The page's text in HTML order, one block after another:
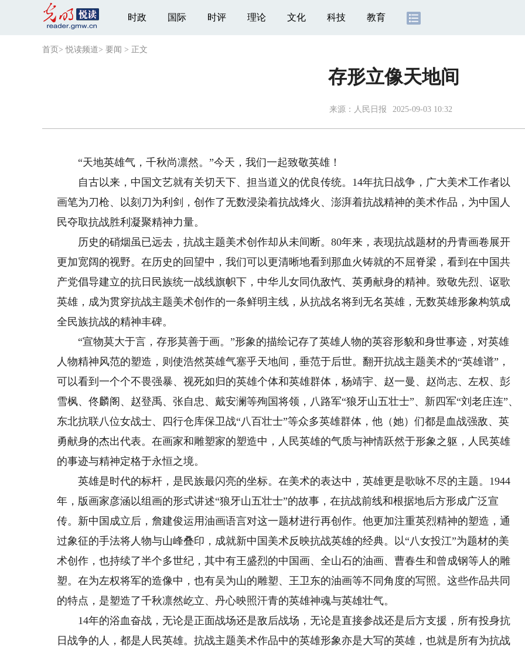
时政 国际 时评 理论 文化 科技 教育
首页 >悦读频道> 要闻 > 正文
存形立像天地间
来源： 人民日报 2025-09-03 10:32
“天地英雄气，千秋尚凛然。”今天，我们一起致敬英雄！
自古以来，中国文艺就有关切天下、担当道义的优良传统。14年抗日战争，广大美术工作者以
画笔为刀枪、以刻刀为利剑，创作了无数浸染着抗战烽火、澎湃着抗战精神的美术作品，为中国人
民夺取抗战胜利凝聚精神力量。
历史的硝烟虽已远去，抗战主题美术创作却从未间断。80年来，表现抗战题材的丹青画卷展开
更加宽阔的视野。在历史的回望中，我们可以更清晰地看到那血火铸就的不屈脊梁，看到在中国共
产党倡导建立的抗日民族统一战线旗帜下，中华儿女同仇敌忾、英勇献身的精神。致敬先烈、讴歌
英雄，成为贯穿抗战主题美术创作的一条鲜明主线，从抗战名将到无名英雄，无数英雄形象构筑成
全民族抗战的精神丰碑。
“宣物莫大于言，存形莫善于画。”形象的描绘记存了英雄人物的英容形貌和身世事迹，对英雄
人物精神风范的塑造，则使浩然英雄气塞乎天地间，垂范于后世。翻开抗战主题美术的“英雄谱”，
可以看到一个个不畏强暴、视死如归的英雄个体和英雄群体，杨靖宇、赵一曼、赵尚志、左权、彭
雪枫、佟麟阁、赵登禹、张自忠、戴安澜等殉国将领，八路军“狼牙山五壮士”、新四军“刘老庄连”、
东北抗联八位女战士、四行仓库保卫战“八百壮士”等众多英雄群体，他（她）们都是血战强敌、英
勇献身的杰出代表。在画家和雕塑家的塑造中，人民英雄的气质与神情跃然于形象之躯，人民英雄
的事迹与精神定格于永恒之境。
英雄是时代的标杆，是民族最闪亮的坐标。在美术的表达中，英雄更是歌咏不尽的主题。1944
年，版画家彦涵以组画的形式讲述“狼牙山五壮士”的故事，在抗战前线和根据地后方形成广泛宣
传。新中国成立后，詹建俊运用油画语言对这一题材进行再创作。他更加注重英烈精神的塑造，通
过象征的手法将人物与山峰叠印，成就新中国美术反映抗战英雄的经典。以“八女投江”为题材的美
术创作，也持续了半个多世纪，其中有王盛烈的中国画、全山石的油画、曹春生和曾成钢等人的雕
塑。在为左权将军的造像中，也有吴为山的雕塑、王卫东的油画等不同角度的写照。这些作品共同
的特点，是塑造了千秋凛然屹立、丹心映照汗青的英雄神魂与英雄壮气。
14年的浴血奋战，无论是正面战场还是敌后战场，无论是直接参战还是后方支援，所有投身抗
日战争的人，都是人民英雄。抗战主题美术作品中的英雄形象亦是大写的英雄，也就是所有为抗战